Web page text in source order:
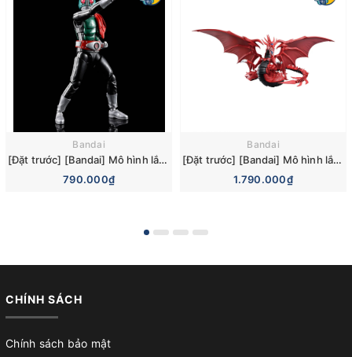
Bandai
[Đặt trước] [Bandai] Mô hình lắp ráp Figure-rise Standard Kamen Rider New No. 1 Model Kit
790.000₫
Bandai
[Đặt trước] [Bandai] Mô hình lắp ráp Figure-rise Standard Amplified -Egyptian God- Slifer the Sky Dragon Model Kit
1.790.000₫
CHÍNH SÁCH
Chính sách bảo mật